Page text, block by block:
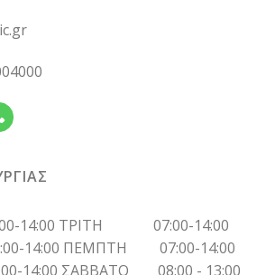
14:00 ΤΡΙΤΗ 07:00-14:00
14:00 ΠΕΜΠΤΗ 07:00-14:00
14:00 ΣΑΒΒΑΤΟ 08:00 - 13:00